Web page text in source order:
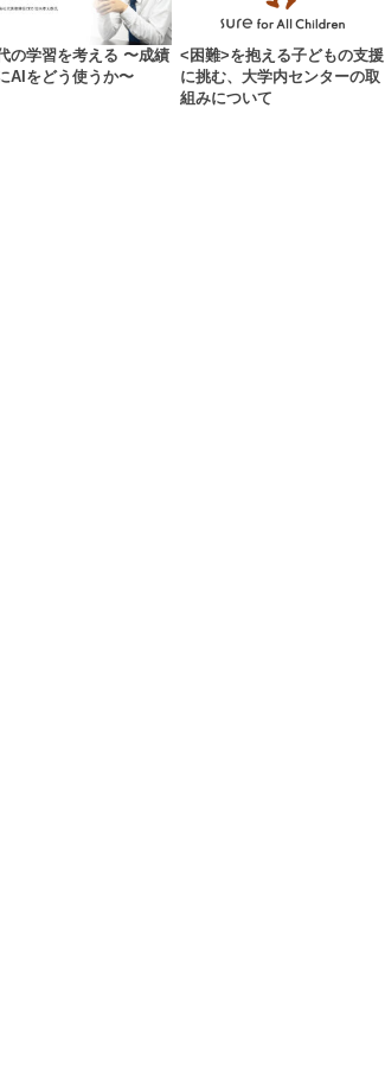
の学習を考える 〜成績
AIをどう使うか〜
<困難>を抱える子どもの支援
に挑む、大学内センターの取
組みについて